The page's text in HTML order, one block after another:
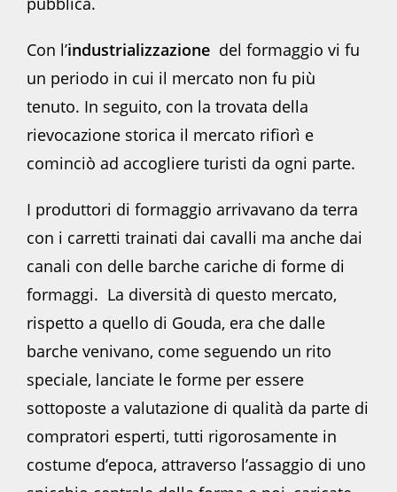
Con l’industrializzazione del formaggio vi fu
un periodo in cui il mercato non fu più
tenuto. In seguito, con la trovata della
rievocazione storica il mercato rifiorì e
cominciò ad accogliere turisti da ogni parte.
I produttori di formaggio arrivavano da terra
con i carretti trainati dai cavalli ma anche dai
canali con delle barche cariche di forme di
formaggi. La diversità di questo mercato,
rispetto a quello di Gouda, era che dalle
barche venivano, come seguendo un rito
speciale, lanciate le forme per essere
sottoposte a valutazione di qualità da parte di
compratori esperti, tutti rigorosamente in
costume d’epoca, attraverso l’assaggio di uno